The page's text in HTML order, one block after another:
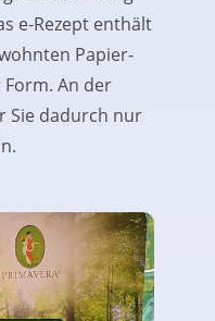
e-Rezept enthält
Papier-
An der
Sie dadurch nur